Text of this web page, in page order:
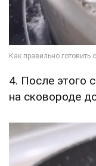
4. После этого
на сковороде